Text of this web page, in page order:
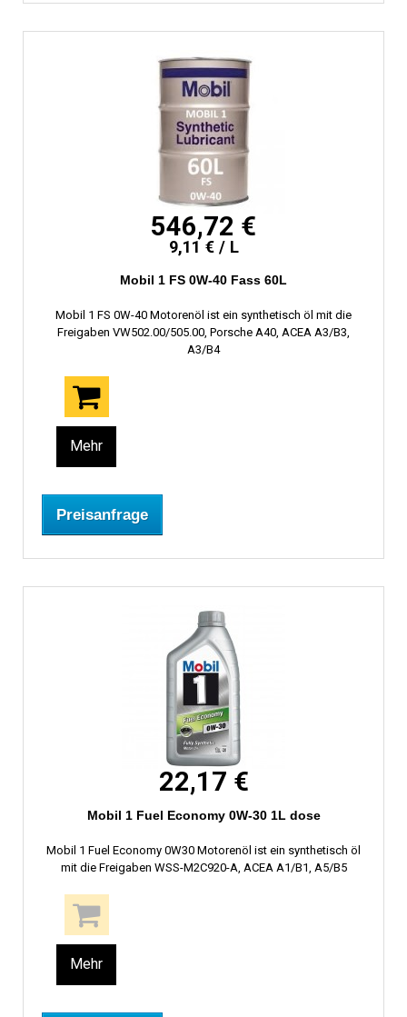
546,72 €
9,11 € / L
Mobil 1 FS 0W-40 Fass 60L
Mobil 1 FS 0W-40 Motorenöl ist ein synthetisch öl mit die
Freigaben VW502.00/505.00, Porsche A40, ACEA A3/B3,
A3/B4
Mehr
Preisanfrage
22,17 €
Mobil 1 Fuel Economy 0W-30 1L dose
Mobil 1 Fuel Economy 0W30 Motorenöl ist ein synthetisch öl
mit die Freigaben WSS-M2C920-A, ACEA A1/B1, A5/B5
Mehr